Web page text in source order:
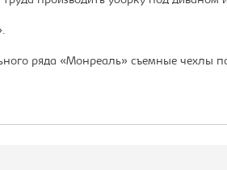
ряда «Монреаль» съемные чехлы